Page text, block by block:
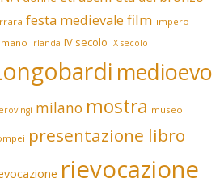
festa medievale film impero
irlanda IV secolo IX secolo
medioevo
milano mostra museo
presentazione libro
rievocazione